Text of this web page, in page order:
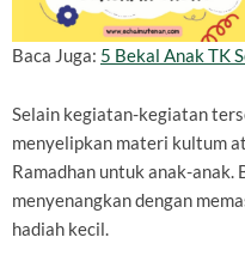
Baca Juga: 5 Bekal Anak TK
Selain kegiatan-kegiatan
menyelipkan materi kultum
Ramadhan untuk anak-
menyenangkan dengan
hadiah kecil.